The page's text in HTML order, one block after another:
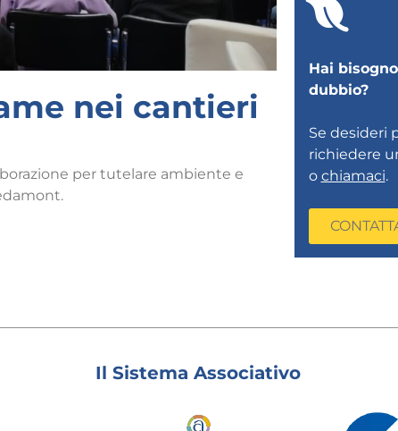
nei cantieri
per tutelare ambiente e
Hai
dubbio?
Se desideri
richiedere
o chiamaci.
Il Sistema Associativo